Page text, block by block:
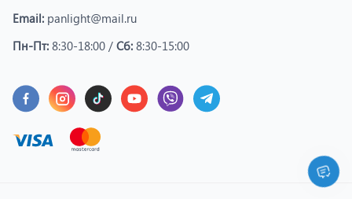
Email: panlight@mail.ru
Пн-Пт: 8:30-18:00 / Сб: 8:30-15:00